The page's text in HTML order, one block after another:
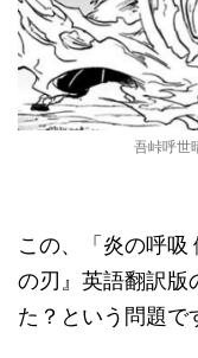
吾峠呼世
この、「炎の呼
の刃』英語翻訳版
た？という問題で